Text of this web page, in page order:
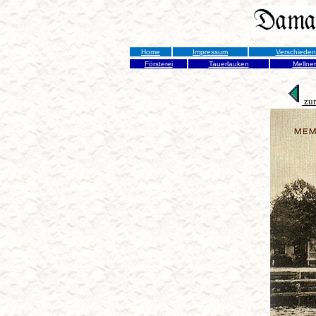
Home Impressum
Försterei
Tauerlauken